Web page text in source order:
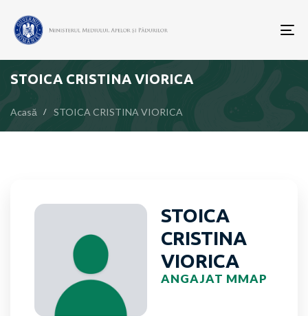
STOICA CRISTINA VIORICA
Acasă STOICA CRISTINA VIORICA
STOICA
CRISTINA
VIORICA
ANGAJAT MMAP